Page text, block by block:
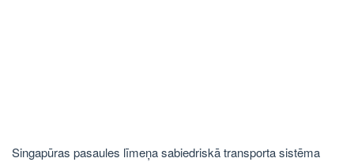
Singapūras pasaules līmeņa sabiedriskā transporta sistēma